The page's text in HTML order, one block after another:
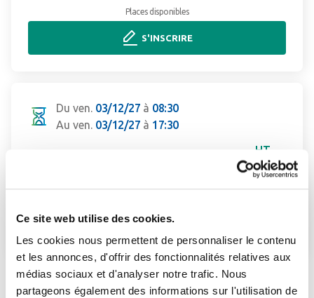
Ce site web utilise des cookies.
Les cookies nous permettent de personnaliser le contenu
et les annonces, d'offrir des fonctionnalités relatives aux
médias sociaux et d'analyser notre trafic. Nous
partageons également des informations sur l'utilisation de
Places disponibles
S'INSCRIRE
Du ven. 03/12/27 à 08:30
Au ven. 03/12/27 à 17:30
688 € HT
par participant
S'INSCRIRE
Se connecter